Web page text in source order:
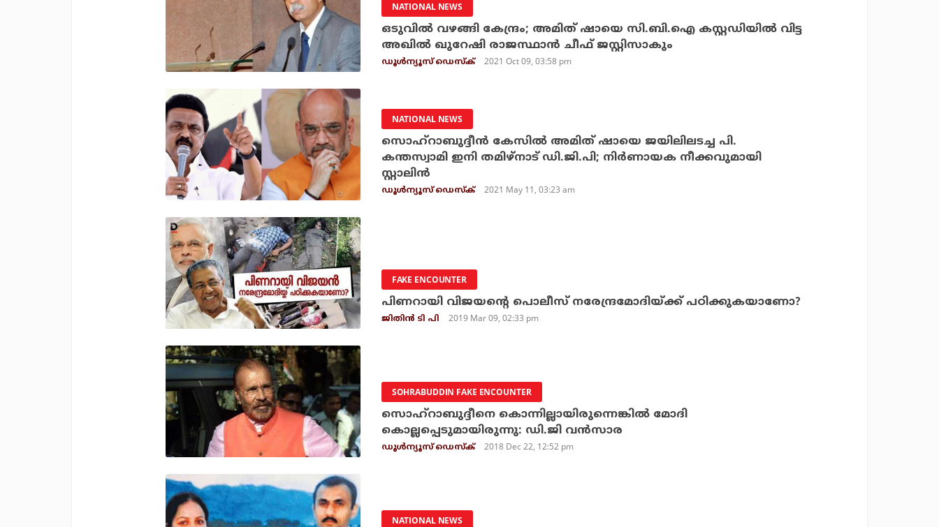
NATIONAL NEWS
ഒടുവില്‍ വഴങ്ങി കേന്ദ്രം; അമിത് ഷായെ സി.ബി.ഐ കസ്റ്റഡിയില്‍ വിട്ട
അഖില്‍ ഖുറേഷി രാജസ്ഥാന്‍ ചീഫ് ജസ്റ്റിസാകും
ഡൂള്‍ന്യൂസ് ഡെസ്‌ക് 2021 Oct 09, 03:58 pm
NATIONAL NEWS
സൊഹ്‌റാബുദ്ദീന്‍ കേസില്‍ അമിത് ഷായെ ജയിലിലടച്ച പി.
കന്തസ്വാമി ഇനി തമിഴ്‌നാട് ഡി.ജി.പി; നിര്‍ണായക നീക്കവുമായി
സ്റ്റാലിന്‍
ഡൂള്‍ന്യൂസ് ഡെസ്‌ക് 2021 May 11, 03:23 am
FAKE ENCOUNTER
പിണറായി വിജയന്റെ പൊലീസ് നരേന്ദ്രമോദിയ്ക്ക് പഠിക്കുകയാണോ?
ജിതിന്‍ ടി പി 2019 Mar 09, 02:33 pm
SOHRABUDDIN FAKE ENCOUNTER
സൊഹ്‌റാബുദ്ദീനെ കൊന്നില്ലായിരുന്നെങ്കില്‍ മോദി
കൊല്ലപ്പെടുമായിരുന്നു: ഡി.ജി വന്‍സാര
ഡൂള്‍ന്യൂസ് ഡെസ്‌ക് 2018 Dec 22, 12:52 pm
NATIONAL NEWS